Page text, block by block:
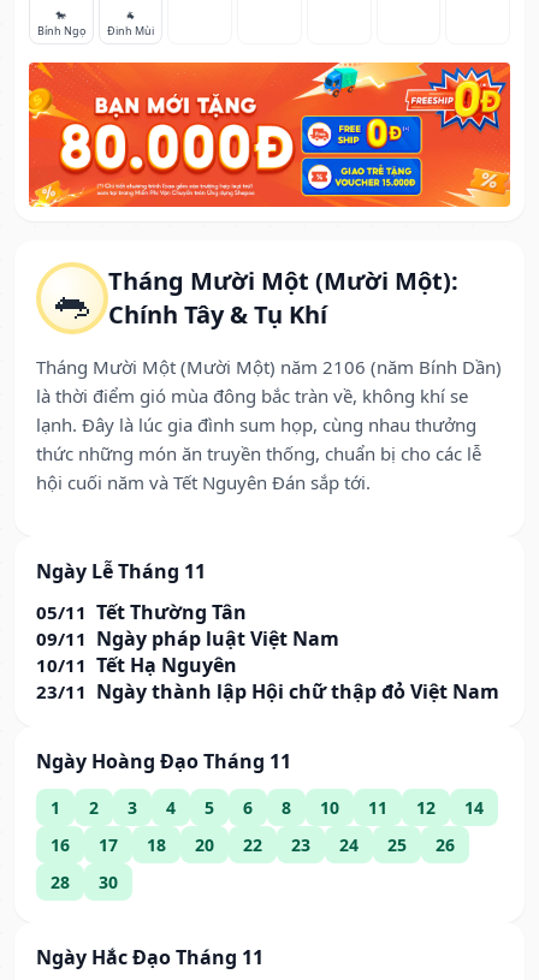
🐀 Tháng Mười Một (Mười Một):
Chính Tây & Tụ Khí
Tháng Mười Một (Mười Một) năm 2106 (năm Bính Dần)
là thời điểm gió mùa đông bắc tràn về, không khí se
lạnh. Đây là lúc gia đình sum họp, cùng nhau thưởng
thức những món ăn truyền thống, chuẩn bị cho các lễ
hội cuối năm và Tết Nguyên Đán sắp tới.
Ngày Lễ Tháng 11
05/11 Tết Thường Tân
09/11 Ngày pháp luật Việt Nam
10/11 Tết Hạ Nguyên
23/11 Ngày thành lập Hội chữ thập đỏ Việt Nam
Ngày Hoàng Đạo Tháng 11
1 2 3 4 5 6 8 10 11 12
14
16
17 18 20 22 23 24 25
26
28
30
Ngày Hắc Đạo Tháng 11
🐎
Bính Ngọ
🐐
Đinh Mùi